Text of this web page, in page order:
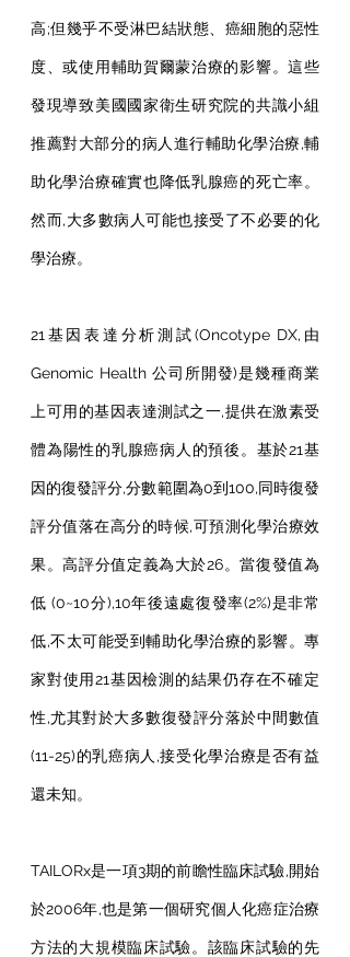
高;但幾乎不受淋巴結狀態、癌細胞的惡性
度、或使用輔助賀爾蒙治療的影響。這些
發現導致美國國家衛生研究院的共識小組
推薦對大部分的病人進行輔助化學治療,輔
助化學治療確實也降低乳腺癌的死亡率。
然而,大多數病人可能也接受了不必要的化
學治療。
21基因表達分析測試(Oncotype DX,由
Genomic Health 公司所開發)是幾種商業
上可用的基因表達測試之一,提供在激素受
體為陽性的乳腺癌病人的預後。基於21基
因的復發評分,分數範圍為0到100,同時復發
評分值落在高分的時候,可預測化學治療效
果。高評分值定義為大於26。當復發值為
低 (0~10分),10年後遠處復發率(2%)是非常
低,不太可能受到輔助化學治療的影響。專
家對使用21基因檢測的結果仍存在不確定
性,尤其對於大多數復發評分落於中間數值
(11-25)的乳癌病人,接受化學治療是否有益
還未知。
TAILORx是一項3期的前瞻性臨床試驗,開始
於2006年,也是第一個研究個人化癌症治療
方法的大規模臨床試驗。該臨床試驗的先